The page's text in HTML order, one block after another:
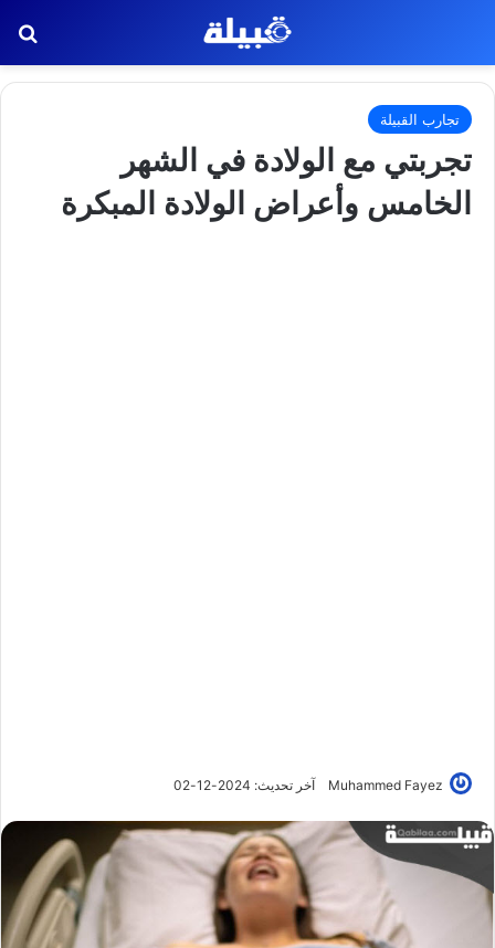
تجارب القبيلة
تجربتي مع الولادة في الشهر
الخامس وأعراض الولادة المبكرة
Muhammed Fayez آخر تحديث: 2024-12-02